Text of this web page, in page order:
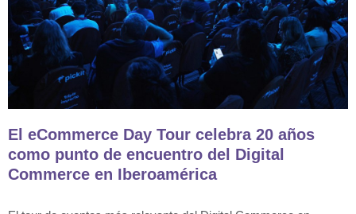
El eCommerce Day Tour celebra 20 años
como punto de encuentro del Digital
Commerce en Iberoamérica